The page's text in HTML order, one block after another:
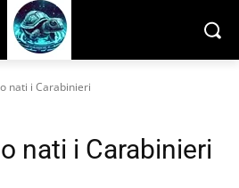
nati i Carabinieri
nati i Carabinieri